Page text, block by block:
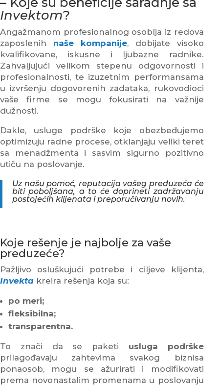
Invektom?
Angažmanom profesionalnog osoblja iz redova
zaposlenih naše kompanije, dobijate visoko
kvalifikovane, iskusne i ljubazne radnike.
Zahvaljujući velikom stepenu odgovornosti i
profesionalnosti, te izuzetnim performansama
u izvršenju dogovorenih zadataka, rukovodioci
vaše firme se mogu fokusirati na važnije
dužnosti.
Dakle, usluge podrške koje obezbeđujemo
optimizuju radne procese, otklanjaju veliki teret
sa menadžmenta i sasvim sigurno pozitivno
utiču na poslovanje.
Uz našu pomoć, reputacija vašeg preduzeća će
biti poboljšana, a to će doprineti zadržavanju
postojećih klijenata i preporučivanju novih.
Koje rešenje je najbolje za vaše
preduzeće?
Pažljivo osluškujući potrebe i ciljeve klijenta,
Invekta kreira rešenja koja su:
po meri;
fleksibilna;
transparentna.
To znači da se paketi usluga podrške
prilagođavaju zahtevima svakog biznisa
ponaosob, mogu se ažurirati i modifikovati
prema novonastalim promenama u poslovanju